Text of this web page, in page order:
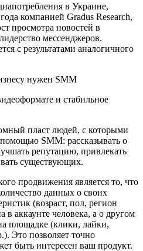
в Украине,
компанией Gradus Research,
просмотра новостей в
мессенджеров.
с результатами аналогичного
и стабильное
пласт людей, с которыми
SMM: рассказывать о
репутацию, привлекать
существующих.
продвижения является то, что
данных о своих
(возраст, пол, регион
аккаунте человека, а о другом
площадке (клики, лайки,
Это позволяет точно
быть интересен ваш продукт.